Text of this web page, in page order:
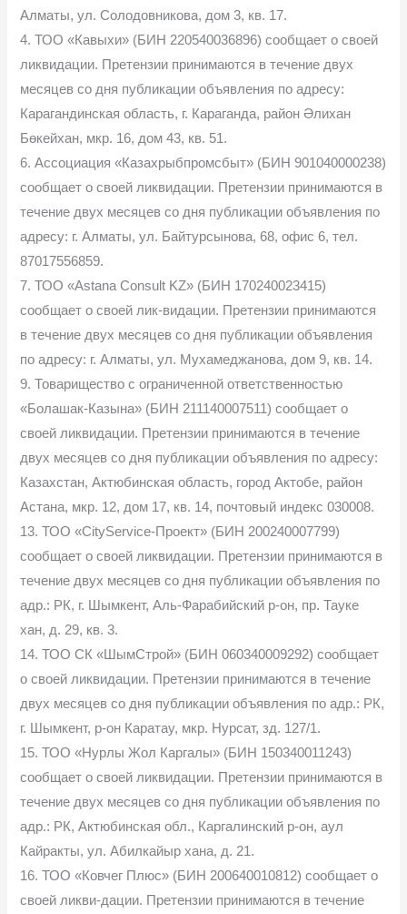
Алматы, ул. Солодовникова, дом 3, кв. 17.
4. ТОО «Кавыхи» (БИН 220540036896) сообщает о своей
ликвидации. Претензии принимаются в течение двух
месяцев со дня публикации объявления по адресу:
Карагандинская область, г. Караганда, район Әлихан
Бөкейхан, мкр. 16, дом 43, кв. 51.
6. Ассоциация «Казахрыбпромсбыт» (БИН 901040000238)
сообщает о своей ликвидации. Претензии принимаются в
течение двух месяцев со дня публикации объявления по
адресу: г. Алматы, ул. Байтурсынова, 68, офис 6, тел.
87017556859.
7. ТОО «Astana Consult KZ» (БИН 170240023415)
сообщает о своей лик-видации. Претензии принимаются
в течение двух месяцев со дня публикации объявления
по адресу: г. Алматы, ул. Мухамеджанова, дом 9, кв. 14.
9. Товарищество с ограниченной ответственностью
«Болашак-Казына» (БИН 211140007511) сообщает о
своей ликвидации. Претензии принимаются в течение
двух месяцев со дня публикации объявления по адресу:
Казахстан, Актюбинская область, город Актобе, район
Астана, мкр. 12, дом 17, кв. 14, почтовый индекс 030008.
13. ТОО «CityService-Проект» (БИН 200240007799)
сообщает о своей ликвидации. Претензии принимаются в
течение двух месяцев со дня публикации объявления по
адр.: РК, г. Шымкент, Аль-Фарабийский р-он, пр. Тауке
хан, д. 29, кв. 3.
14. ТОО СК «ШымСтрой» (БИН 060340009292) сообщает
о своей ликвидации. Претензии принимаются в течение
двух месяцев со дня публикации объявления по адр.: РК,
г. Шымкент, р-он Каратау, мкр. Нурсат, зд. 127/1.
15. ТОО «Нурлы Жол Каргалы» (БИН 150340011243)
сообщает о своей ликвидации. Претензии принимаются в
течение двух месяцев со дня публикации объявления по
адр.: РК, Актюбинская обл., Каргалинский р-он, аул
Кайракты, ул. Абилкайыр хана, д. 21.
16. ТОО «Ковчег Плюс» (БИН 200640010812) сообщает о
своей ликви-дации. Претензии принимаются в течение